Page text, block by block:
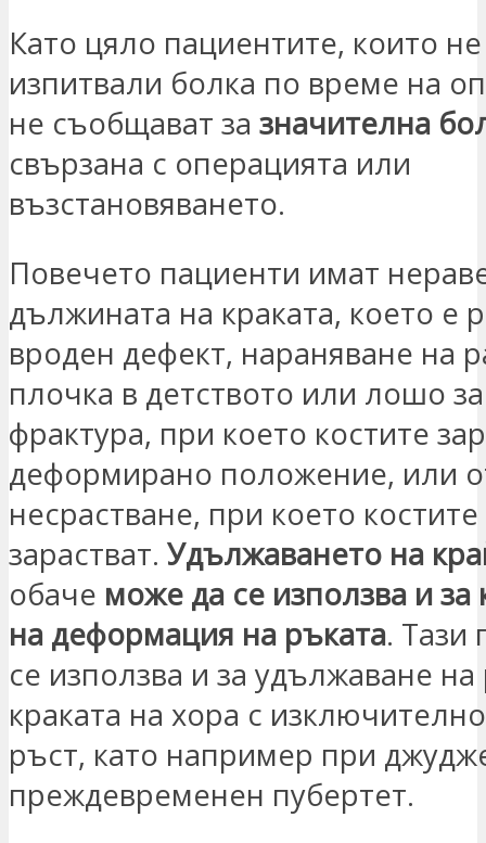
Като цяло пациентите, които
изпитвали болка по време на
не съобщават за значителна
свързана с операцията или
възстановяването.
Повечето пациенти имат
дължината на краката, което е
вроден дефект, нараняване на
плочка в детството или лошо
фрактура, при което костите
деформирано положение, или
несрастване, при което
зарастват. Удължаването на
обаче може да се използва и за
на деформация на ръката. Тази
се използва и за удължаване
краката на хора с
ръст, като например при
преждевременен пубертет.